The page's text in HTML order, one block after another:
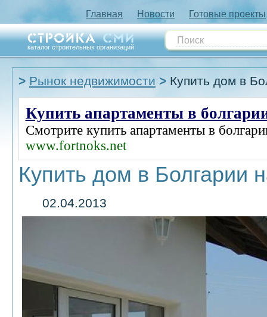
Главная Новости Готовые проекты
каталог строительных организаций
Рынок недвижимости Купить дом в
Купить апартаменты в
Смотрите купить апартаменты в
www.fortnoks.net
Купить дом в Болгарии
02.04.2013